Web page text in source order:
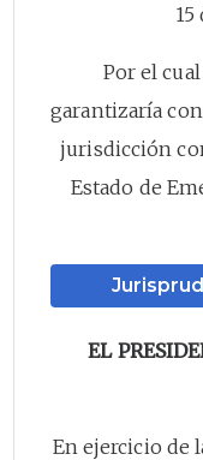
Por el
garantizaría
jurisdicción
Estado de
EL
En ejercicio de